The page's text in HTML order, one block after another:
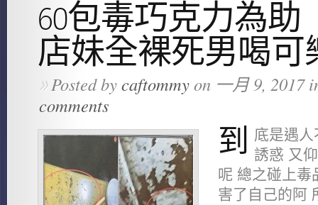
60包毒巧克力為
店妹全裸死男喝可
»Posted bycaftommyon 一月 9, 2017
comments
到
底是遇
誘惑 又
呢 總之碰上毒
害了自己的阿